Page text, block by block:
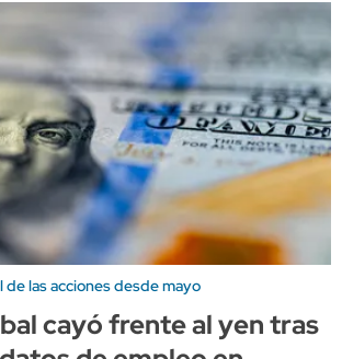
de las acciones desde mayo
cayó frente al yen tras